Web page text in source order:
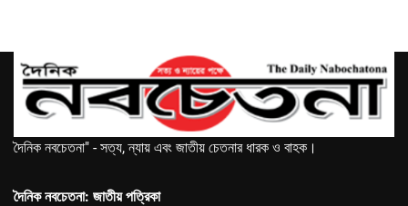
দৈনিক নবচেতনা" - সত্য, ন্যায় এবং জাতীয় চেতনার ধারক ও বাহক।
দৈনিক নবচেতনা: জাতীয় পত্রিকা